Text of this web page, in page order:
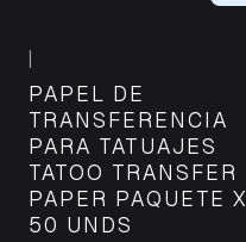
PAPEL DE
TRANSFERENCIA
PARA TATUAJES
TATOO TRANSFER
PAPER PAQUETE X
50 UNDS